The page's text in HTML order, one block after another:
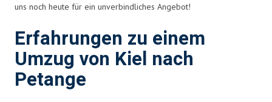
uns noch heute für ein unverbindliches Angebot!
Erfahrungen zu einem
Umzug von Kiel nach
Petange